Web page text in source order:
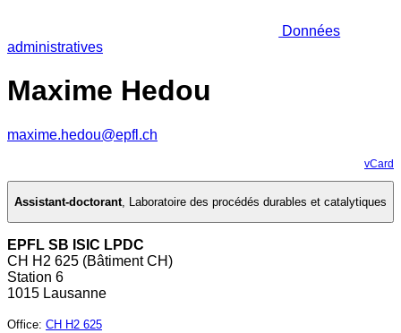
Données
administratives
Maxime Hedou
maxime.hedou@epfl.ch
vCard
Assistant-doctorant, Laboratoire des procédés durables et catalytiques
EPFL SB ISIC LPDC
CH H2 625 (Bâtiment CH)
Station 6
1015 Lausanne
Office: CH H2 625